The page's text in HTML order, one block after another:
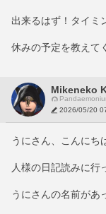
出来るはず！タイミ
休みの予定を教えて
Mikeneko
2026/05/20
うにさん、こんにち
人様の日記読みに行
うにさんの名前があ